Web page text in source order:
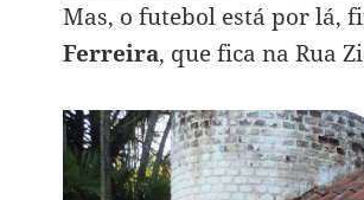
Mas, o futebol está por lá,
Ferreira, que fica na Rua